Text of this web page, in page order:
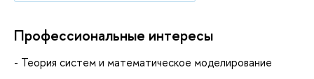
Профессиональные интересы
- Теория систем и математическое моделирование